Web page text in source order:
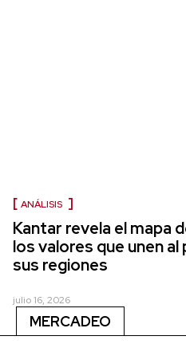
ANÁLISIS
Kantar revela el mapa
los valores que unen
sus regiones
julio 16, 2026
MERCADEO